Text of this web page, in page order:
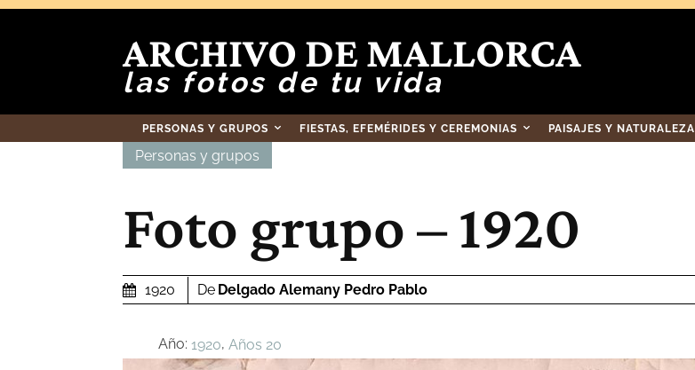
ARCHIVO DE MALLORCA
las fotos de tu vida
PERSONAS Y GRUPOS FIESTAS, EFEMÉRIDES Y CEREMONIAS PAISAJES Y NATURALEZA
Personas y grupos
Foto grupo – 1920
1920 De Delgado Alemany Pedro Pablo
Año: 1920, Años 20